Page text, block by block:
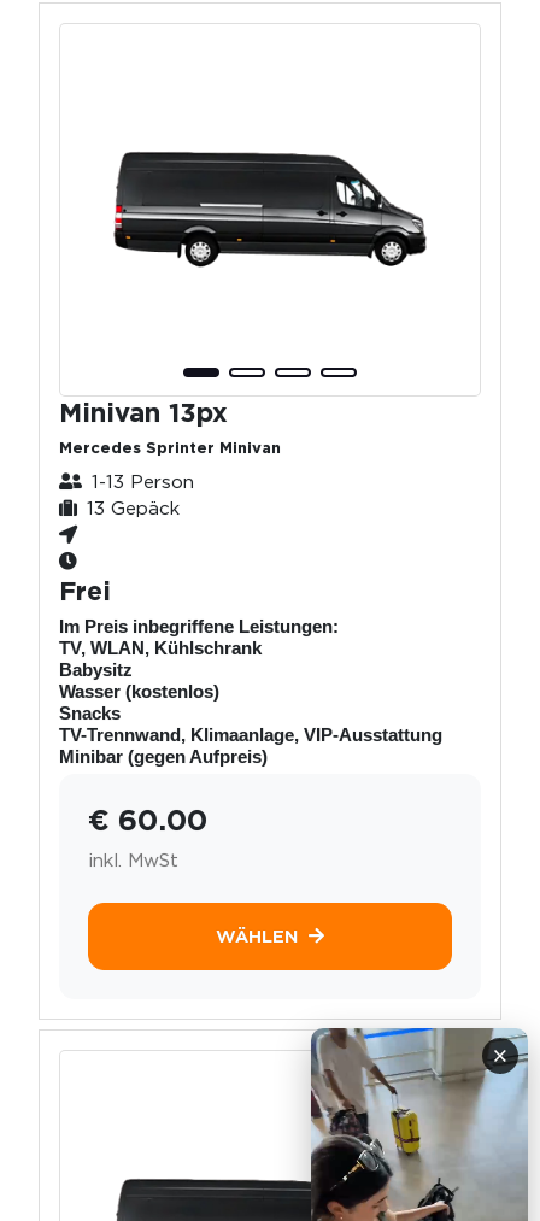
×
Minivan 13px
Mercedes Sprinter Minivan
1-13 Person
13 Gepäck
Frei
Im Preis inbegriffene Leistungen:
TV, WLAN, Kühlschrank
Babysitz
Wasser (kostenlos)
Snacks
TV-Trennwand, Klimaanlage, VIP-Ausstattung
Minibar (gegen Aufpreis)
€ 60.00
inkl. MwSt
WÄHLEN